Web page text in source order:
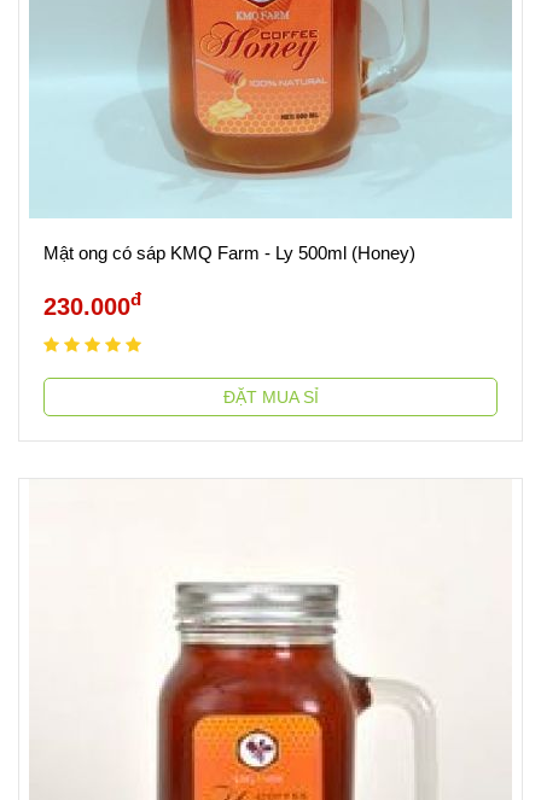
Mật ong có sáp KMQ Farm - Ly 500ml (Honey)
230.000đ
ĐẶT MUA SỈ